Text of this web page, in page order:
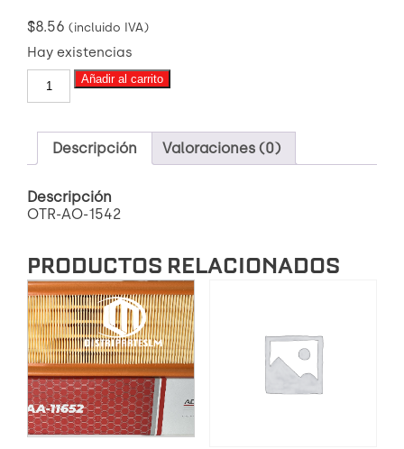
$8.56 (incluido IVA)
Hay existencias
AO-
FILTRO
ACEITE
1/2"-12
cantidad
Añadir al carrito
Descripción Valoraciones (0)
Descripción
OTR-AO-1542
PRODUCTOS RELACIONADOS